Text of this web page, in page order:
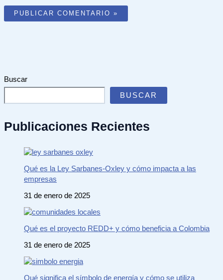
Buscar
BUSCAR
Publicaciones Recientes
Qué es la Ley Sarbanes-Oxley y cómo impacta a las
empresas
31 de enero de 2025
Qué es el proyecto REDD+ y cómo beneficia a Colombia
31 de enero de 2025
Qué significa el símbolo de energía y cómo se utiliza